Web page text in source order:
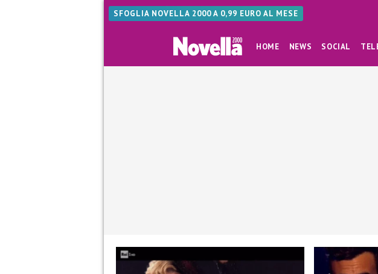
SFOGLIA NOVELLA 2000 A 0,99 EURO AL MESE
HOME NEWS SOCIAL